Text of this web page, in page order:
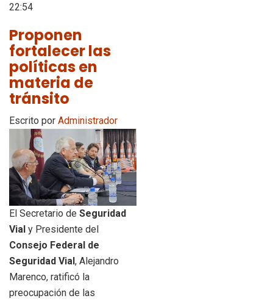
22:54
Proponen
fortalecer las
políticas en
materia de
tránsito
Escrito por Administrador
El Secretario de Seguridad
Vial y Presidente del
Consejo Federal de
Seguridad Vial, Alejandro
Marenco, ratificó la
preocupación de las